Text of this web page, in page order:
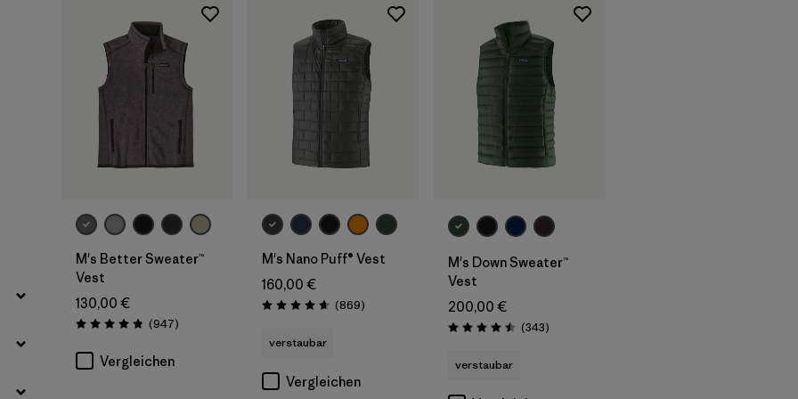
M's Better Sweater™
Vest
130,00 €
Bewertung: 4.8 / 5
(947Rezensionen
)
Vergleichen
M's Nano Puff® Vest
160,00 €
Bewertung: 4.7 / 5
(869Rezensionen
)
verstaubar
Vergleichen
M's Down Sweater™
Vest
200,00 €
Bewertung: 4.5 / 5
(343Rezensionen
)
verstaubar